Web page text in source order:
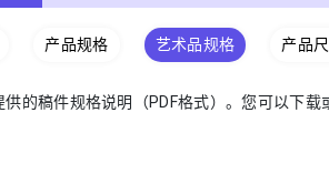
产品规格 艺术品规格 产品
的稿件规格说明（PDF格式）。您可以下